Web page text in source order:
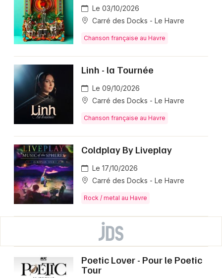
Le 03/10/2026
Carré des Docks - Le Havre
Chanson française au Havre
Linh - la Tournée
Le 09/10/2026
Carré des Docks - Le Havre
Chanson française au Havre
Coldplay By Liveplay
Le 17/10/2026
Carré des Docks - Le Havre
Rock / metal au Havre
Poetic Lover - Pour le Poetic
Tour